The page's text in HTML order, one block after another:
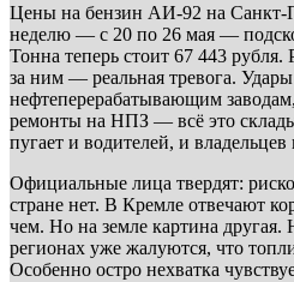
Цены на бензин АИ-92 на Санкт-
неделю — с 20 по 26 мая —
Тонна теперь стоит 67 443
за ним — реальная тревога.
нефтеперерабатывающим
ремонты на НПЗ — всё это
пугает и водителей, и
Официальные лица твердят:
стране нет. В Кремле отвечают
чем. Но на земле картина
регионах уже жалуются, что
Особенно остро нехватка